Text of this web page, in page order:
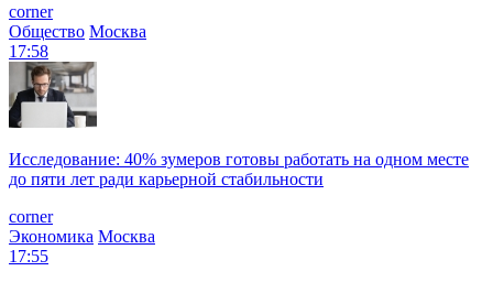
corner
Общество Москва
17:58
Исследование: 40% зумеров готовы работать на одном месте
до пяти лет ради карьерной стабильности
corner
Экономика Москва
17:55